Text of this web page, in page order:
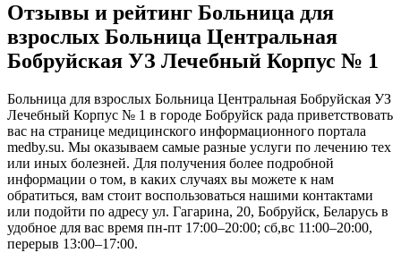
Отзывы и рейтинг Больница для
взрослых Больница Центральная
Бобруйская УЗ Лечебный Корпус № 1
Больница для взрослых Больница Центральная Бобруйская УЗ
Лечебный Корпус № 1 в городе Бобруйск рада приветствовать
вас на странице медицинского информационного портала
medby.su. Мы оказываем самые разные услуги по лечению тех
или иных болезней. Для получения более подробной
информации о том, в каких случаях вы можете к нам
обратиться, вам стоит воспользоваться нашими контактами
или подойти по адресу ул. Гагарина, 20, Бобруйск, Беларусь в
удобное для вас время пн-пт 17:00–20:00; сб,вс 11:00–20:00,
перерыв 13:00–17:00.